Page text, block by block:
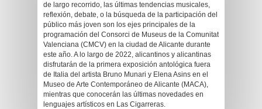
de largo recorrido, las últimas tendencias musicales,
reflexión, debate, o la búsqueda de la participación del
público más joven son los ejes principales de la
programación del Consorci de Museus de la Comunitat
Valenciana (CMCV) en la ciudad de Alicante durante
este año. A lo largo de 2022, alicantinos y alicantinas
disfrutarán de la primera exposición antológica fuera
de Italia del artista Bruno Munari y Elena Asins en el
Museo de Arte Contemporáneo de Alicante (MACA),
mientras que conocerán las últimas novedades en
lenguajes artísticos en Las Cigarreras.